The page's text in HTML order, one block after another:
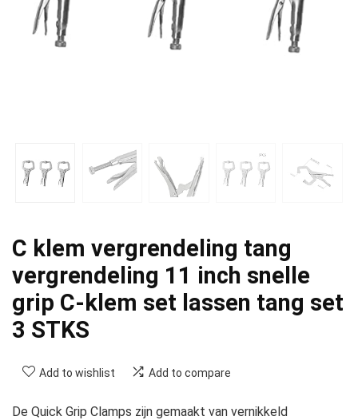
C klem vergrendeling tang
vergrendeling 11 inch snelle
grip C-klem set lassen tang set
3 STKS
Add to wishlist Add to compare
De Quick Grip Clamps zijn gemaakt van vernikkeld